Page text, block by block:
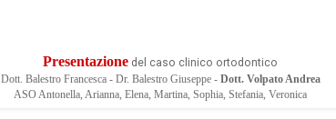
Presentazione del caso clinico ortodontico
Dott. Balestro Francesca - Dr. Balestro Giuseppe - Dott. Volpato Andrea
ASO Antonella, Arianna, Elena, Martina, Sophia, Stefania, Veronica